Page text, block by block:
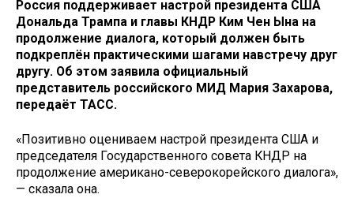
Россия поддерживает настрой президента США
Дональда Трампа и главы КНДР Ким Чен Ына на
продолжение диалога, который должен быть
подкреплён практическими шагами навстречу друг
другу. Об этом заявила официальный
представитель российского МИД Мария Захарова,
передаёт ТАСС.
«Позитивно оцениваем настрой президента США и
председателя Государственного совета КНДР на
продолжение американо-северокорейского диалога»,
— сказала она.